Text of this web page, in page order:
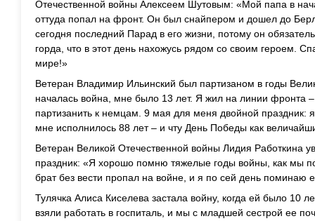
Отечественной войны Алексеем Шутовым: «Мой папа в
оттуда попал на фронт. Он был снайпером и дошел до
сегодня последний Парад в его жизни, потому он
горда, что в этот день нахожусь рядом со своим героем.
мире!»
Ветеран Владимир Ильинский был партизаном в годы
началась война, мне было 13 лет. Я жил на линии фронта
партизанить к немцам. 9 мая для меня двойной праздник:
мне исполнилось 88 лет – и чту День Победы как
Ветеран Великой Отечественной войны Лидия Работкина
праздник: «Я хорошо помню тяжелые годы войны, как мы
брат без вести пропал на войне, и я по сей день поминаю
Тулячка Алиса Киселева застала войну, когда ей было 10
взяли работать в госпиталь, и мы с младшей сестрой ее